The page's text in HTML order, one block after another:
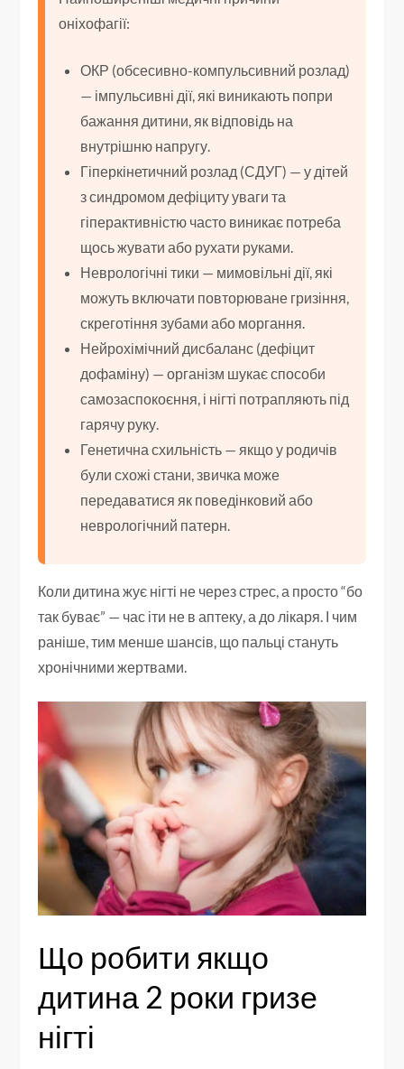
оніхофагії:
ОКР (обсесивно-компульсивний розлад)
— імпульсивні дії, які виникають попри
бажання дитини, як відповідь на
внутрішню напругу.
Гіперкінетичний розлад (СДУГ) — у дітей
з синдромом дефіциту уваги та
гіперактивністю часто виникає потреба
щось жувати або рухати руками.
Неврологічні тики — мимовільні дії, які
можуть включати повторюване гризіння,
скреготіння зубами або моргання.
Нейрохімічний дисбаланс (дефіцит
дофаміну) — організм шукає способи
самозаспокоєння, і нігті потрапляють під
гарячу руку.
Генетична схильність — якщо у родичів
були схожі стани, звичка може
передаватися як поведінковий або
неврологічний патерн.
Коли дитина жує нігті не через стрес, а просто “бо
так буває” — час іти не в аптеку, а до лікаря. І чим
раніше, тим менше шансів, що пальці стануть
хронічними жертвами.
Що робити якщо
дитина 2 роки гризе
нігті